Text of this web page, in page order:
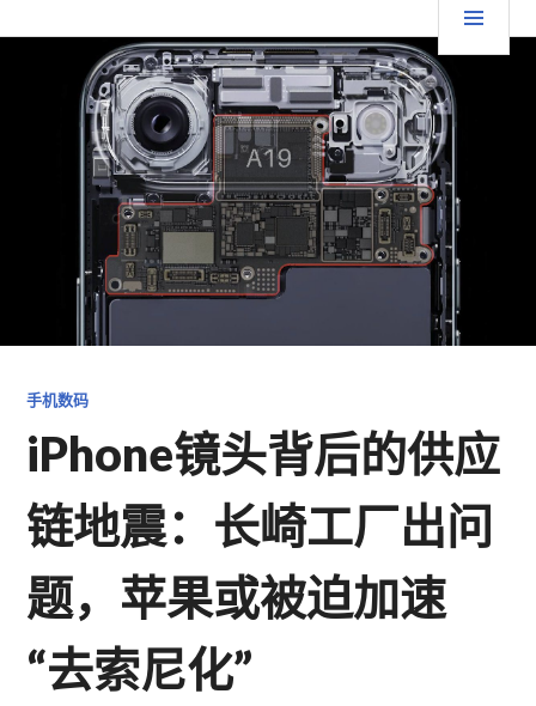
至 TGFC LIFESTYLE
手机数码
iPhone镜头背后的供应
链地震：长崎工厂出问
题，苹果或被迫加速
“去索尼化”